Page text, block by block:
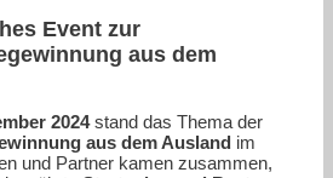
Event zur
aus dem
2024stand das Thema der
aus dem Ausland im
und Partner kamen zusammen,